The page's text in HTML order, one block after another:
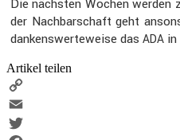
Die nächsten Wochen
der Nachbar­schaft geht
dankens­wer­te­weise das ADA
Artikel teilen
Copy
Link
Email